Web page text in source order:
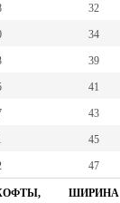
32
34
39
41
43
45
47
ШИРИНА